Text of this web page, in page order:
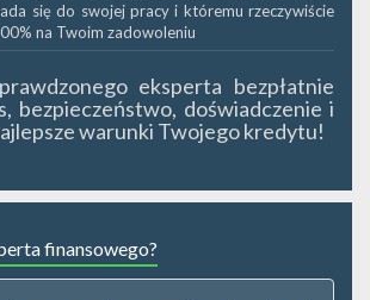
się do swojej pracy i któremu rzeczywiście
na Twoim zadowoleniu
eksperta bezpłatnie
bezpieczeństwo, doświadczenie i
warunki Twojego kredytu!
finansowego?